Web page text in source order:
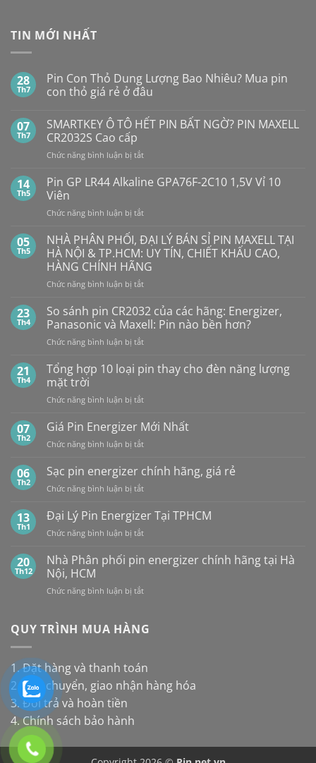
TIN MỚI NHẤT
28
Th7
Pin Con Thỏ Dung Lượng Bao Nhiêu? Mua pin
con thỏ giá rẻ ở đâu
bình
luận
ở
Pin
Con
Dung
Lượng
Bao
Nhiêu?
Mua
con
thỏ
giá
rẻ
ở
đâu
07
Th7
SMARTKEY Ô TÔ HẾT PIN BẤT NGỜ? PIN MAXELL
CR2032S Cao cấp
Chức năng bình luận bị tắtở
Ô
PIN
NGỜ?
PIN
MAXELL
CR2032S Cao
cấp
14
Th5
Pin GP LR44 Alkaline GPA76F-2C10 1,5V Vỉ 10
Viên
Chức năng bình luận bị tắtở
GP
LR44
Alkaline
GPA76F-
2C10
Vỉ
10
Viên
05
Th5
NHÀ PHÂN PHỐI, ĐẠI LÝ BÁN SỈ PIN MAXELL TẠI
HÀ NỘI & TP.HCM: UY TÍN, CHIẾT KHẤU CAO,
HÀNG CHÍNH HÃNG
Chức năng bình luận bị tắtở
PHÂN
PHỐI,
ĐẠI
LÝ
SỈ
TẠI
NỘI
TÍN,
CHIẾT
CAO,
HÀNG
CHÍNH
23
Th4
So sánh pin CR2032 của các hãng: Energizer,
Panasonic và Maxell: Pin nào bền hơn?
Chức năng bình luận bị tắtở
sánh
của
hãng:
Panasonic
Maxell:
Pin
bền
hơn?
21
Th4
Tổng hợp 10 loại pin thay cho đèn năng lượng
mặt trời
Chức năng bình luận bị tắtở
hợp
loại
thay
đèn
lượng
mặt
07
Th2
Giá Pin Energizer Mới Nhất
Chức năng bình luận bị tắtở
Pin
Mới
06
Th2
Sạc pin energizer chính hãng, giá rẻ
Chức năng bình luận bị tắtở
pin
energizer
chính
giá
13
Th1
Đại Lý Pin Energizer Tại TPHCM
Chức năng bình luận bị tắtở
Lý
Tại
20
Th12
Nhà Phân phối pin energizer chính hãng tại Hà
Nội, HCM
Chức năng bình luận bị tắtở
phối
hãng
tại
QUY TRÌNH MUA HÀNG
1. Đặt hàng và thanh toán
2. Vận chuyển, giao nhận hàng hóa
3. Đổi trả và hoàn tiền
4. Chính sách bảo hành